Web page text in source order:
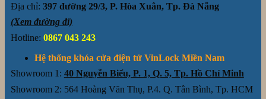
Địa chỉ: 397 đường 29/3, P. Hòa Xuân, Tp. Đà Nẵng
(Xem đường đi)
Hotline: 0867 043 243
Hệ thống khóa cửa điện tử VinLock Miền Nam
Showroom 1: 40 Nguyễn Biểu, P. 1, Q. 5, Tp. Hồ Chí Minh
Showroom 2: 564 Hoàng Văn Thụ, P.4. Q. Tân Bình, Tp. HCM